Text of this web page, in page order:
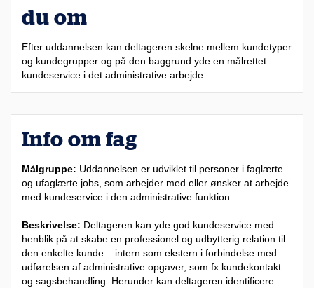
du om
Efter uddannelsen kan deltageren skelne mellem kundetyper
og kundegrupper og på den baggrund yde en målrettet
kundeservice i det administrative arbejde.
Info om fag
Målgruppe: Uddannelsen er udviklet til personer i faglærte
og ufaglærte jobs, som arbejder med eller ønsker at arbejde
med kundeservice i den administrative funktion.
Beskrivelse: Deltageren kan yde god kundeservice med
henblik på at skabe en professionel og udbytterig relation til
den enkelte kunde – intern som ekstern i forbindelse med
udførelsen af administrative opgaver, som fx kundekontakt
og sagsbehandling. Herunder kan deltageren identificere